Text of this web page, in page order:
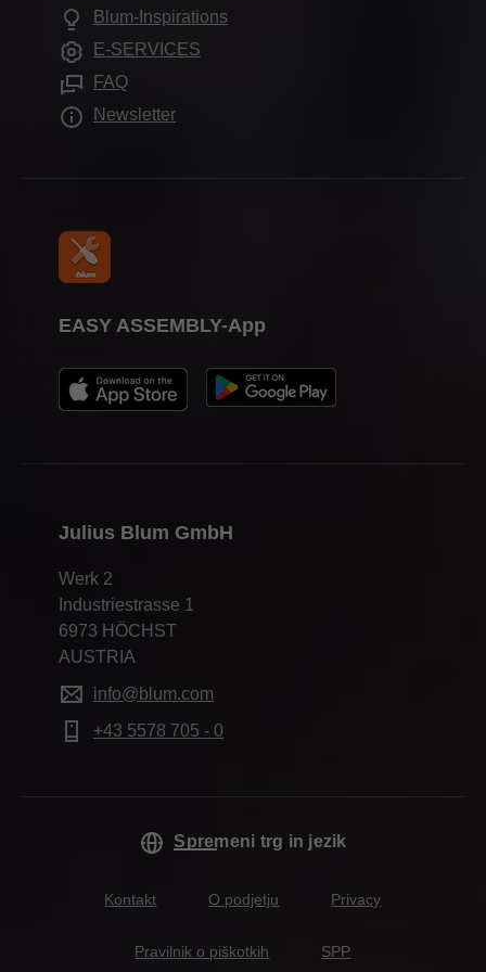
Drugi izdelki
Obdelovalni pripomočki
Pogosta vprašanja
Julius Blum GmbH
Werk 2
Industriestrasse 1
6973 HÖCHST
AUSTRIA
info@blum.com
+43 5578 705 - 0
EASY ASSEMBLY-App
Blum-Inspirations
E-SERVICES
FAQ
Newsletter
Spremeni trg in jezik
Kontakt O podjetju Privacy
Pravilnik o piškotkih SPP